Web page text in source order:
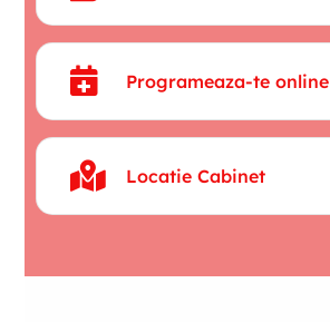
Programeaza-te online
Locatie Cabinet